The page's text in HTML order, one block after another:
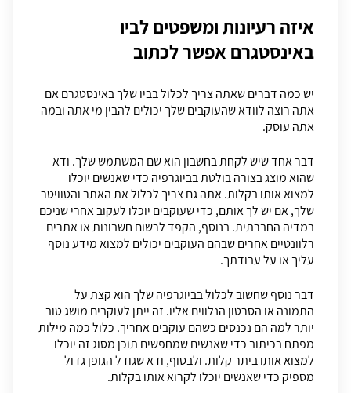
איזה רעיונות ומשפטים לביו
באינסטגרם אפשר לכתוב
יש כמה דברים שאתה צריך לכלול בביו שלך באינסטגרם אם
אתה רוצה לוודא שהעוקבים שלך יכולים להבין מי אתה ובמה
אתה עוסק.
דבר אחד שיש לקחת בחשבון הוא שם המשתמש שלך. ודא
שהוא מוצג בצורה בולטת בביוגרפיה כדי שאנשים יוכלו
למצוא אותו בקלות. אתה גם צריך לכלול את האתר והטוויטר
שלך, אם יש לך אותם, כדי שעוקבים יוכלו לעקוב אחרי שניכם
במדיה החברתית. בנוסף, הקפד לרשום חשבונות או אתרים
רלוונטיים אחרים שבהם העוקבים יכולים למצוא מידע נוסף
עליך או על עבודתך.
דבר נוסף שחשוב לכלול בביוגרפיה שלך הוא קצת על
התמונה או הסרטון הנלווים אליו. זה ייתן לעוקבים מושג טוב
יותר למה הם נכנסים כשהם עוקבים אחריך. כלול כמה מילות
מפתח בכיתוב כדי שאנשים שמחפשים תוכן מסוג זה יוכלו
למצוא אותו ביתר קלות. ולבסוף, ודא שגודל הגופן גדול
מספיק כדי שאנשים יוכלו לקרוא אותו בקלות.